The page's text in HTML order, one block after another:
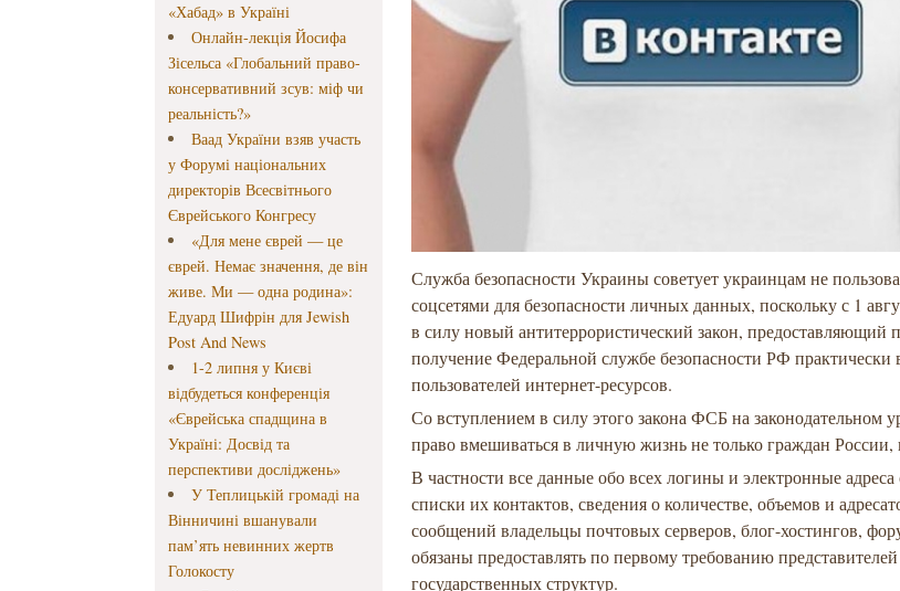
«Хабад» в Україні
Онлайн-лекція Йосифа
Зісельса «Глобальний право-
консервативний зсув: міф чи
реальність?»
Ваад України взяв участь
у Форумі національних
директорів Всесвітнього
Єврейського Конгресу
«Для мене єврей — це
єврей. Немає значення, де він
живе. Ми — одна родина»:
Едуард Шифрін для Jewish
Post And News
1-2 липня у Києві
відбудеться конференція
«Єврейська спадщина в
Україні: Досвід та
перспективи досліджень»
У Теплицькій громаді на
Вінничині вшанували
пам’ять невинних жертв
Голокосту
Служба безопасности Украины советует украинцам не
соцсетями для безопасности личных данных, поскольку с 1
в силу новый антитеррористический закон, предоставляющий
получение Федеральной службе безопасности РФ
пользователей интернет-ресурсов.
Со вступлением в силу этого закона ФСБ на законодательном
право вмешиваться в личную жизнь не только граждан России,
В частности все данные обо всех логины и электронные адреса
списки их контактов, сведения о количестве, объемов и
сообщений владельцы почтовых серверов, блог-хостингов,
обязаны предоставлять по первому требованию
государственных структур.